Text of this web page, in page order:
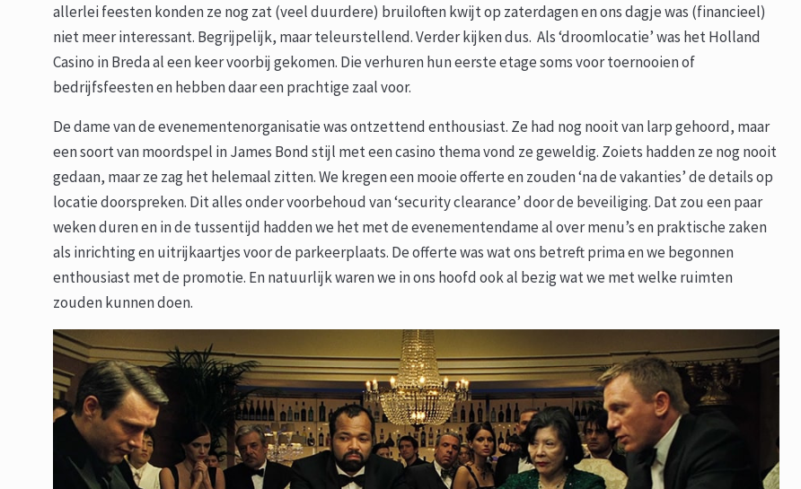
allerlei feesten konden ze nog zat (veel duurdere) bruiloften kwijt op zaterdagen en ons dagje was (financieel)
niet meer interessant. Begrijpelijk, maar teleurstellend. Verder kijken dus. Als ‘droomlocatie’ was het Holland
Casino in Breda al een keer voorbij gekomen. Die verhuren hun eerste etage soms voor toernooien of
bedrijfsfeesten en hebben daar een prachtige zaal voor.
De dame van de evenementenorganisatie was ontzettend enthousiast. Ze had nog nooit van larp gehoord, maar
een soort van moordspel in James Bond stijl met een casino thema vond ze geweldig. Zoiets hadden ze nog nooit
gedaan, maar ze zag het helemaal zitten. We kregen een mooie offerte en zouden ‘na de vakanties’ de details op
locatie doorspreken. Dit alles onder voorbehoud van ‘security clearance’ door de beveiliging. Dat zou een paar
weken duren en in de tussentijd hadden we het met de evenementendame al over menu’s en praktische zaken
als inrichting en uitrijkaartjes voor de parkeerplaats. De offerte was wat ons betreft prima en we begonnen
enthousiast met de promotie. En natuurlijk waren we in ons hoofd ook al bezig wat we met welke ruimten
zouden kunnen doen.